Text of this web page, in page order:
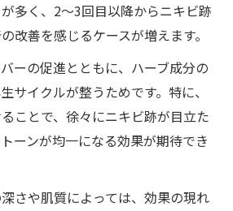
多く、2～3回目以降からニキビ跡
改善を感じるケースが増えます。
ーの促進とともに、ハーブ成分の
サイクルが整うためです。特に、
ことで、徐々にニキビ跡が目立た
ーンが均一になる効果が期待でき
さや肌質によっては、効果の現れ